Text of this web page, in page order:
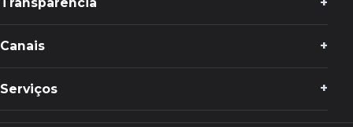
Transparência
Canais
Serviços